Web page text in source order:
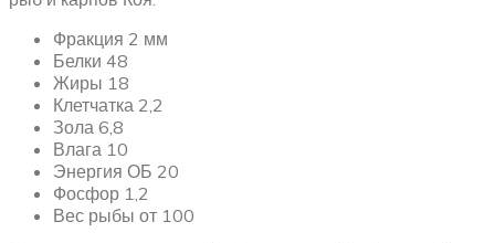
Фракция 2 мм
Белки 48
Жиры 18
Клетчатка 2,2
Зола 6,8
Влага 10
Энергия ОБ 20
Фосфор 1,2
Вес рыбы от 100